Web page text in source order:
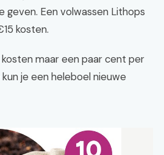
geven. Een volwassen Lithops
kosten.
maar een paar cent per
je een heleboel nieuwe